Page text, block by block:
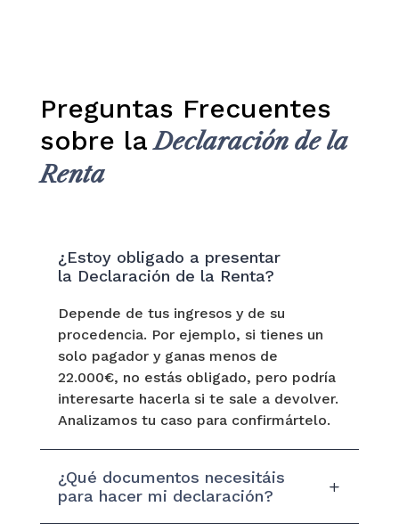
Preguntas Frecuentes
sobre laDeclaración de la
Renta
¿Estoy obligado a presentar
la Declaración de la Renta?
Depende de tus ingresos y de su
procedencia. Por ejemplo, si tienes un
solo pagador y ganas menos de
22.000€, no estás obligado, pero podría
interesarte hacerla si te sale a devolver.
Analizamos tu caso para confirmártelo.
¿Qué documentos necesitáis
para hacer mi declaración?